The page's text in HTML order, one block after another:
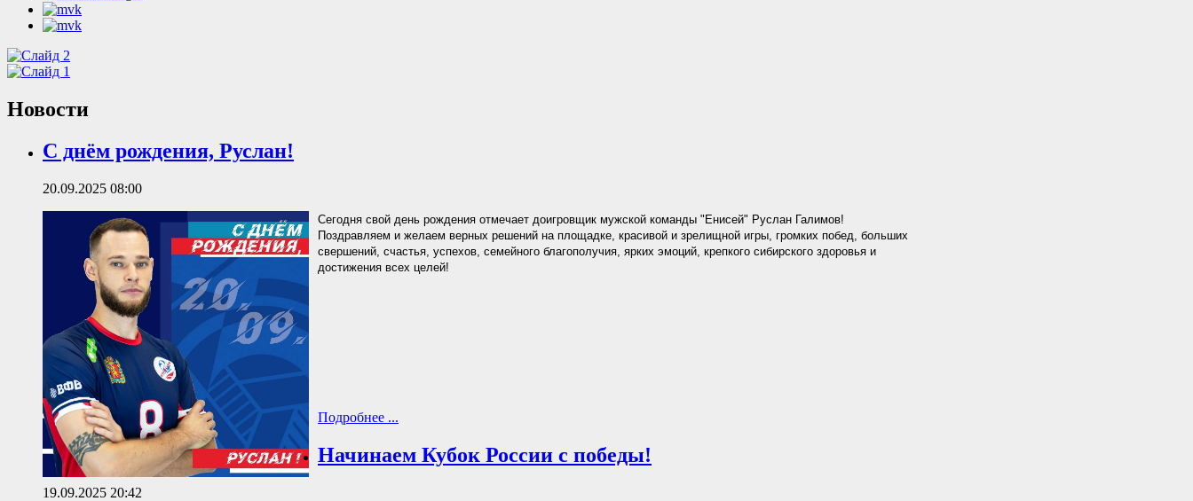
Новости
С днём рождения, Руслан!
20.09.2025 08:00
Сегодня свой день рождения отмечает доигровщик мужской команды "Енисей" Руслан Галимов!
Поздравляем и желаем верных решений на площадке, красивой и зрелищной игры, громких побед, больших
свершений, счастья, успехов, семейного благополучия, ярких эмоций, крепкого сибирского здоровья и
достижения всех целей!
Подробнее ...
Начинаем Кубок России с победы!
19.09.2025 20:42